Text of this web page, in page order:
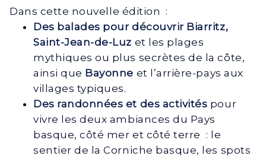
Dans cette nouvelle édition :
Des balades pour découvrir Biarritz,
Saint-Jean-de-Luz et les plages
mythiques ou plus secrètes de la côte,
ainsi que Bayonne et l’arrière-pays aux
villages typiques.
Des randonnées et des activités pour
vivre les deux ambiances du Pays
basque, côté mer et côté terre : le
sentier de la Corniche basque, les spots